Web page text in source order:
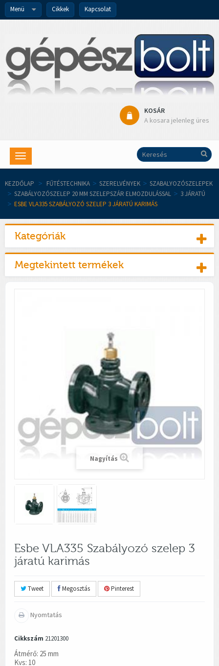
Menü Cikkek Kapcsolat
KOSÁR
A kosara jelenleg üres
Toggle
navigation
KEZDŐLAP > FŰTÉSTECHNIKA > SZERELVÉNYEK > SZABALYOZÓSZELEPEK
> SZABÁLYOZÓSZELEP 20 MM SZELEPSZÁR ELMOZDULÁSSAL > 3 JÁRATÚ
> ESBE VLA335 SZABÁLYOZÓ SZELEP 3 JÁRATÚ KARIMÁS
Kategóriák
Megtekintett termékek
Nagyítás
Esbe VLA335 Szabályozó szelep 3
járatú karimás
Tweet Megosztás Pinterest
Nyomtatás
Cikkszám 21201300
Átmérő: 25 mm
Kvs: 10